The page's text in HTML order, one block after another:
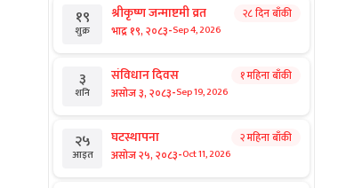
१९
शुक्र
श्रीकृष्ण जन्माष्टमी व्रत
भाद्र १९, २०८३-Sep 4, 2026
२८ दिन बाँकी
३
शनि
संविधान दिवस
असोज ३, २०८३-Sep 19, 2026
१ महिना बाँकी
२५
आइत
घटस्थापना
असोज २५, २०८३-Oct 11, 2026
२ महिना बाँकी